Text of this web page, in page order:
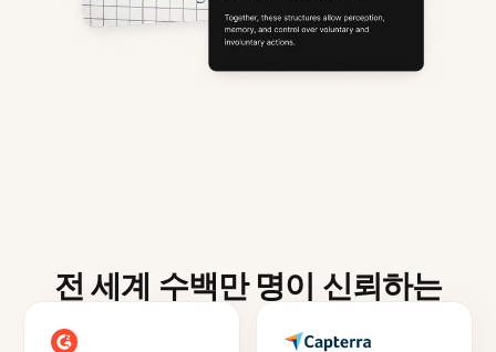
전 세계 수백만 명이 신뢰하는